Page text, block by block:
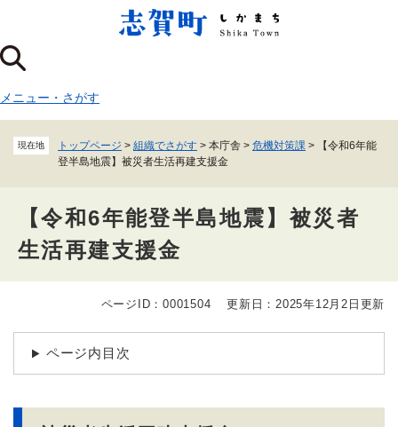
ジ
の
頭
で
メニューを飛ばして本文へ
メニュー ・ さがす
現在地 トップページ > 組織でさがす > 本庁舎 > 危機対策課 >
【令和6年能
登半島地震】被災者生活再建支援金
【令和6年能登半島地震】被災者
生活再建支援金
文
ページID：0001504 更新日：2025年12月2日更新
ページ内目次